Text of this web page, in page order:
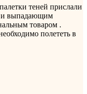
теней прислали
и выпадающим
товаром .
полететь в